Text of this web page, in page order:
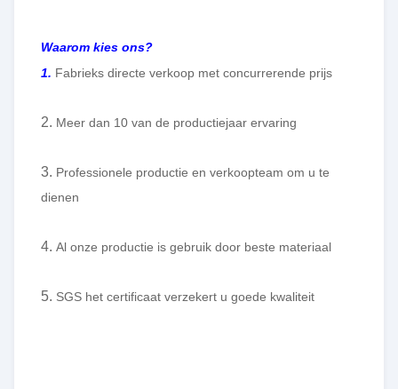
Waarom kies ons?
1. Fabrieks directe verkoop met concurrerende prijs
2. Meer dan 10 van de productiejaar ervaring
3. Professionele productie en verkoopteam om u te
dienen
4. Al onze productie is gebruik door beste materiaal
5. SGS het certificaat verzekert u goede kwaliteit